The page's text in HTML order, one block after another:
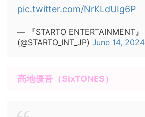
pic.twitter.com/NrKLdUIg6P
— 『STARTO ENTERTAINMENT』
(@STARTO_INT_JP) June 14, 2024
髙地優吾（SixTONES）